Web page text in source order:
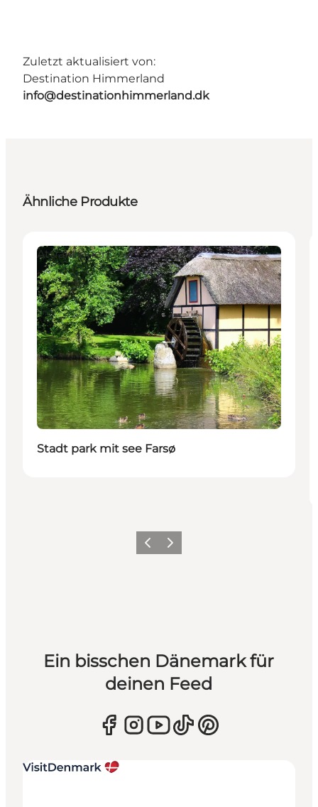
Zuletzt aktualisiert von:
Destination Himmerland
info@destinationhimmerland.dk
Ähnliche Produkte
Attraktionen
Stadt park mit see Farsø
ZurückWeiter
Ein bisschen Dänemark für
deinen Feed